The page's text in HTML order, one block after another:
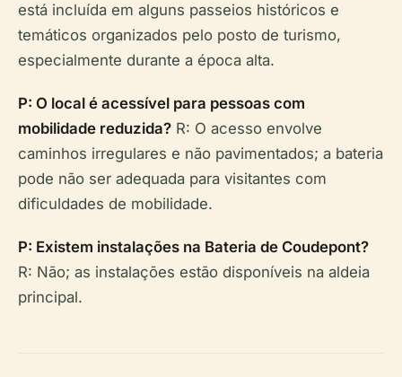
está incluída em alguns passeios históricos e
temáticos organizados pelo posto de turismo,
especialmente durante a época alta.
P: O local é acessível para pessoas com
mobilidade reduzida? R: O acesso envolve
caminhos irregulares e não pavimentados; a bateria
pode não ser adequada para visitantes com
dificuldades de mobilidade.
P: Existem instalações na Bateria de Coudepont?
R: Não; as instalações estão disponíveis na aldeia
principal.